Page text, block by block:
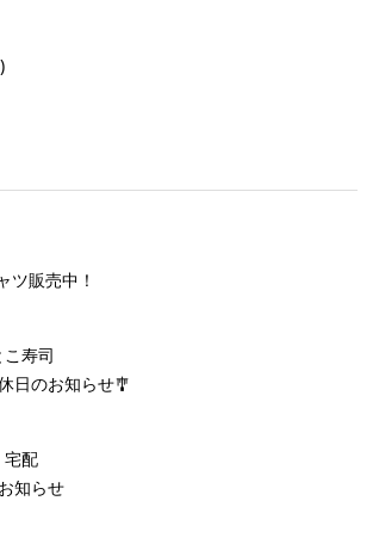
ツ販売中！
寿司
日のお知らせ🎐
宅配
知らせ